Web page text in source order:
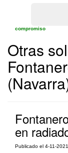
compromiso
Otras
en
Publicado el 4-11-